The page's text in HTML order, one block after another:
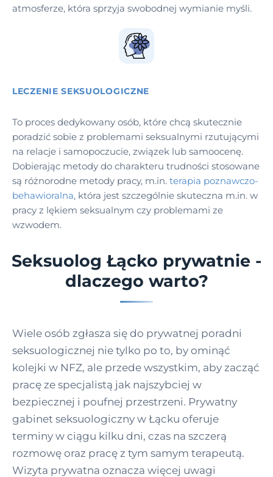
atmosferze, która sprzyja swobodnej wymianie myśli.
LECZENIE SEKSUOLOGICZNE
To proces dedykowany osób, które chcą skutecznie
poradzić sobie z problemami seksualnymi rzutującymi
na relacje i samopoczucie, związek lub samoocenę.
Dobierając metody do charakteru trudności stosowane
są różnorodne metody pracy, m.in. terapia poznawczo-
behawioralna, która jest szczególnie skuteczna m.in. w
pracy z lękiem seksualnym czy problemami ze
wzwodem.
Seksuolog Łącko prywatnie -
dlaczego warto?
Wiele osób zgłasza się do prywatnej poradni
seksuologicznej nie tylko po to, by ominąć
kolejki w NFZ, ale przede wszystkim, aby zacząć
pracę ze specjalistą jak najszybciej w
bezpiecznej i poufnej przestrzeni. Prywatny
gabinet seksuologiczny w Łącku oferuje
terminy w ciągu kilku dni, czas na szczerą
rozmowę oraz pracę z tym samym terapeutą.
Wizyta prywatna oznacza więcej uwagi